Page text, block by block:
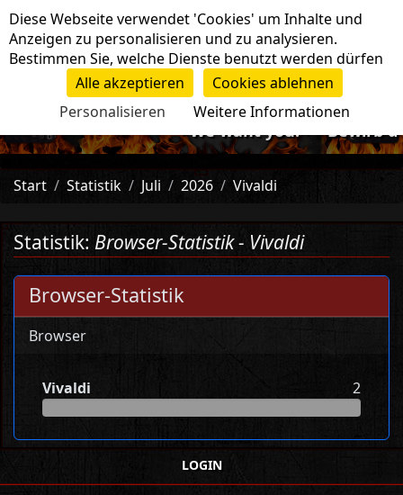
Navigation
-=>We want you!<=- Bewirb
Start Statistik Juli 2026 Vivaldi
Statistik: Browser-Statistik - Vivaldi
Browser-Statistik
Browser
Vivaldi 2
LOGIN
Cookie-Einstellungen
Diese Webseite verwendet 'Cookies' um Inhalte und
Anzeigen zu personalisieren und zu analysieren.
Bestimmen Sie, welche Dienste benutzt werden dürfen
Alle akzeptieren
Cookies ablehnen
Personalisieren
Weitere Informationen